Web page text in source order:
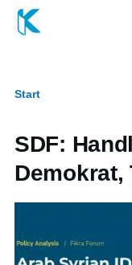
Direkt zum Inhalt
Start
SDF:
Demokrat,